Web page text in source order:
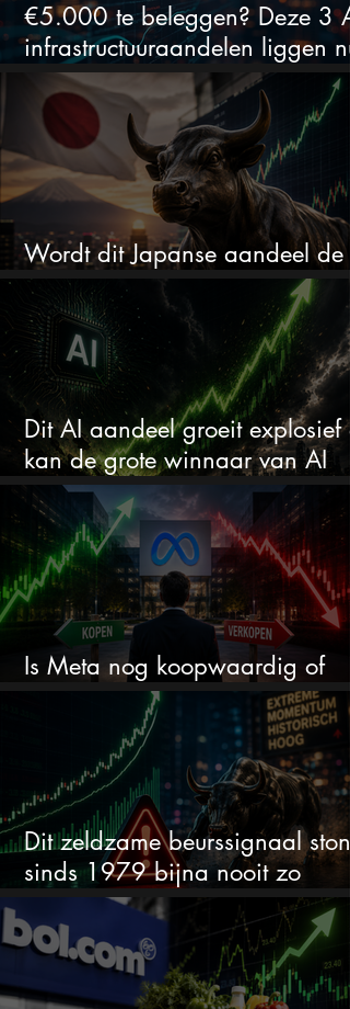
€5.000 te beleggen? Deze 3
infrastructuuraandelen liggen nu
in de uitverkoop
Wordt dit Japanse aandeel de
comeback kid van 2026?
Dit AI aandeel groeit explosief
kan de grote winnaar van AI
worden
Is Meta nog koopwaardig of
wordt het tijd om te verkopen?
Dit zeldzame beurssignaal stond
sinds 1979 bijna nooit zo
extreem